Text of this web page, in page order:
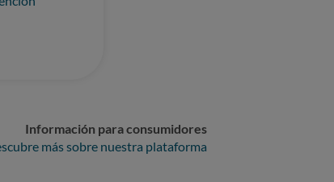
Información para consumidores
más sobre nuestra plataforma